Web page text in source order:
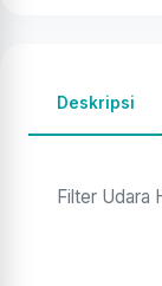
Deskripsi
Filter Udara